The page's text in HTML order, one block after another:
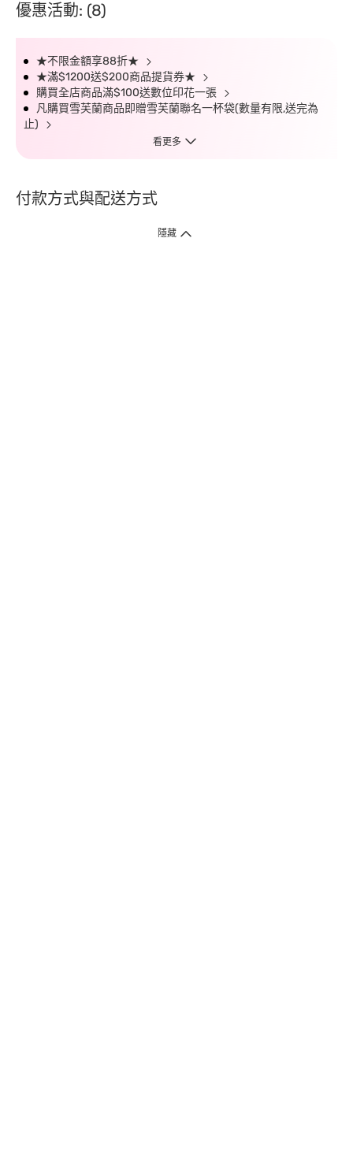
優惠活動: (8)
★不限金額享88折★
★滿$1200送$200商品提貨券★
購買全店商品滿$100送數位印花一張
凡購買雪芙蘭商品即贈雪芙蘭聯名一杯袋(數量有限,送完為
止)
看更多
付款方式與配送方式
隱藏